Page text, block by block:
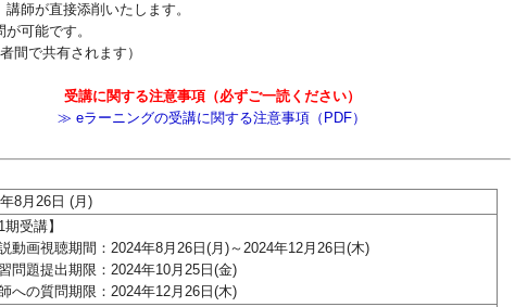
師が直接添削いたします。
可能です。
間で共有されます）
受講に関する注意事項（必ずご一読ください）
≫ eラーニングの受講に関する注意事項（PDF）
8月26日 (月)
1期受講】
動画視聴期間：2024年8月26日(月)～2024年12月26日(木)
問題提出期限：2024年10月25日(金)
への質問期限：2024年12月26日(木)